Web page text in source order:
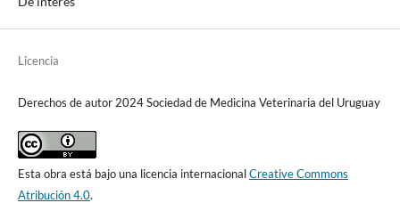
Licencia
Derechos de autor 2024 Sociedad de Medicina Veterinaria del Uruguay
Esta obra está bajo una licencia internacionalCreative Commons
Atribución 4.0.